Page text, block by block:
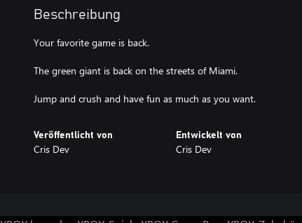
Beschreibung
Your favorite game is back.
The green giant is back on the streets of Miami.
Jump and crush and have fun as much as you want.
Veröffentlicht von
Cris Dev
Entwickelt von
Cris Dev